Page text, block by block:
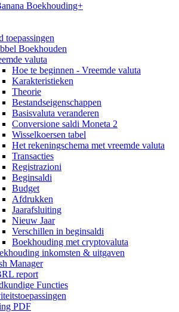
Boekhouding+
toepassingen
Boekhouden
valuta
Hoe te beginnen - Vreemde valuta
Karakteristieken
Theorie
Bestandseigenschappen
Basisvaluta veranderen
Conversione saldi Moneta 2
Wisselkoersen tabel
Het rekeningschema met vreemde valuta
Transacties
Registrazioni
Beginsaldi
Budget
Afdrukken
Jaarafsluiting
Nieuw Jaar
Verschillen in beginsaldi
Boekhouding met cryptovaluta
inkomsten & uitgaven
Manager
report
Functies
PDF